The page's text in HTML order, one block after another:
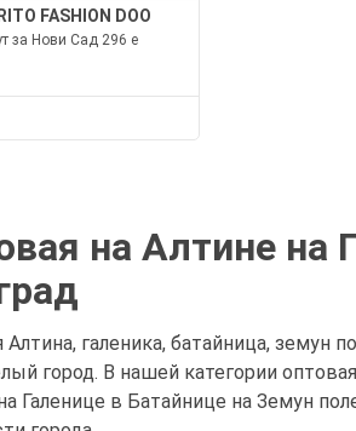
FASHION DOO
за Нови Сад 296 е
на Алтине на
Алтина, галеника, батайница, земун
город. В нашей категории
Галенице в Батайнице на Земун